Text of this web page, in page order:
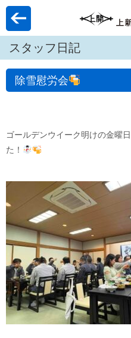
スタッフ日記
除雪慰労会
ゴールデンウイーク明けの金曜
た！